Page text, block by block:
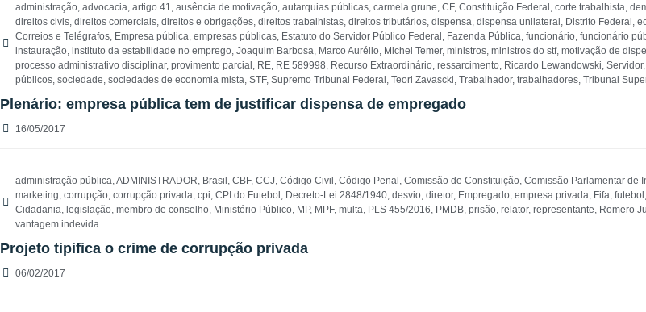
administração, advocacia, artigo 41, ausência de motivação, autarquias públicas, carmela grune, CF, Constituição Federal , corte trabalhista,
direitos civis, direitos comerciais, direitos e obrigações, direitos trabalhistas, direitos tributários, dispensa, dispensa unilateral , Distrito Federal ,
Correios e Telégrafos, Empresa pública, empresas públicas, Estatuto do Servidor Público Federal , Fazenda Pública, funcionário, funcionário
instauração, instituto da estabilidade no emprego, Joaquim Barbosa, Marco Aurélio, Michel Temer, ministros, ministros do stf, motivação de
processo administrativo disciplinar, provimento parcial , RE, RE 589998, Recurso Extraordinário, ressarcimento, Ricardo Lewandowski, Servidor,
públicos, sociedade, sociedades de economia mista, STF, Supremo Tribunal Federal , Teori Zavascki, Trabalhador, trabalhadores, Tribunal
Plenário: empresa pública tem de justificar dispensa de empregado
16/05/2017
administração pública,ADMINISTRADOR, Brasil , CBF, CCJ, Código Civil , Código Penal , Comissão de Constituição, Comissão Parlamentar de
marketing, corrupção, corrupção privada, cpi, CPI do Futebol , Decreto-Lei 2848/1940, desvio, diretor, Empregado, empresa privada, Fifa, futebol ,
Cidadania, legislação, membro de conselho, Ministério Público, MP, MPF, multa, PLS 455/2016, PMDB, prisão, relator, representante, Romero
vantagem indevida
Projeto tipifica o crime de corrupção privada
06/02/2017